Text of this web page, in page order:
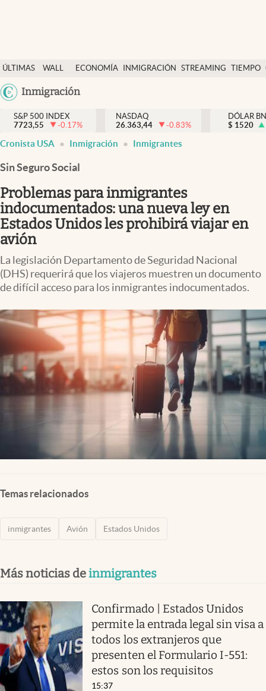
ÚLTIMAS
NOTICIAS
WALL
Y
DÓLAR
ECONOMÍA INMIGRACIÓN STREAMING TIEMPO
México
Inmigración
Finanzas y economía
Wall Street y dólar
Inmigración
Espiritual
Streaming
Lifestyle
S&P 500 INDEX
7723,55
-0.17%
NASDAQ
26.363,44
-0.83%
DÓLAR
$ 1520
Cronista USA Inmigración Inmigrantes
Sin Seguro Social
Problemas para inmigrantes
indocumentados: una nueva ley en
Estados Unidos les prohibirá viajar en
avión
La legislación Departamento de Seguridad Nacional
(DHS) requerirá que los viajeros muestren un documento
de difícil acceso para los inmigrantes indocumentados.
Temas relacionados
inmigrantes Avión Estados Unidos
Más noticias deinmigrantes
Confirmado | Estados Unidos
permite la entrada legal sin visa a
todos los extranjeros que
presenten el Formulario I-551:
estos son los requisitos
15:37